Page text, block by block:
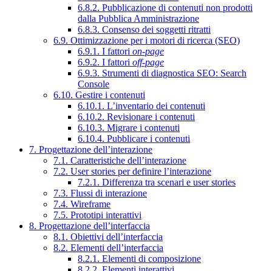
6.8.2. Pubblicazione di contenuti non prodotti
dalla Pubblica Amministrazione
6.8.3. Consenso dei soggetti ritratti
6.9. Ottimizzazione per i motori di ricerca (SEO)
6.9.1. I fattori on-page
6.9.2. I fattori off-page
6.9.3. Strumenti di diagnostica SEO: Search
Console
6.10. Gestire i contenuti
6.10.1. L’inventario dei contenuti
6.10.2. Revisionare i contenuti
6.10.3. Migrare i contenuti
6.10.4. Pubblicare i contenuti
7. Progettazione dell’interazione
7.1. Caratteristiche dell’interazione
7.2. User stories per definire l’interazione
7.2.1. Differenza tra scenari e user stories
7.3. Flussi di interazione
7.4. Wireframe
7.5. Prototipi interattivi
8. Progettazione dell’interfaccia
8.1. Obiettivi dell’interfaccia
8.2. Elementi dell’interfaccia
8.2.1. Elementi di composizione